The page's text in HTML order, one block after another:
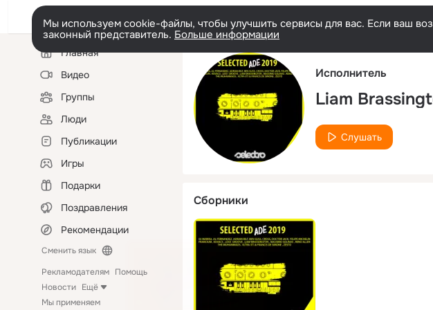
Мы используем cookie-файлы, чтобы улучшить сервисы для вас. Если ваш
законный представитель. Больше информации
Левая
колонкаГлавная
Видео
Группы
Люди
Публикации
Игры
Подарки
Поздравления
Рекомендации
Сменить язык
Рекламодателям Помощь
Новости Ещё
Мы применяем
Исполнитель
Liam
Слушать
Сборники